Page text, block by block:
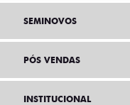
SEMINOVOS
PÓS VENDAS
INSTITUCIONAL